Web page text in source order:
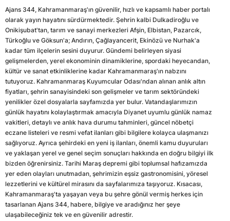
Ajans 344, Kahramanmaraş'ın güvenilir, hızlı ve kapsamlı haber portalı
olarak yayın hayatını sürdürmektedir. Şehrin kalbi Dulkadiroğlu ve
Onikişubat'tan, tarım ve sanayi merkezleri Afşin, Elbistan, Pazarcık,
Türkoğlu ve Göksun'a; Andırın, Çağlayancerit, Ekinözü ve Nurhak'a
kadar tüm ilçelerin sesini duyurur. Gündemi belirleyen siyasi
gelişmelerden, yerel ekonominin dinamiklerine, spordaki heyecandan,
kültür ve sanat etkinliklerine kadar Kahramanmaraş'ın nabzını
tutuyoruz. Kahramanmaraş Kuyumcular Odası'ndan alınan anlık altın
fiyatları, şehrin sanayisindeki son gelişmeler ve tarım sektöründeki
yenilikler özel dosyalarla sayfamızda yer bulur. Vatandaşlarımızın
günlük hayatını kolaylaştırmak amacıyla Diyanet uyumlu günlük namaz
vakitleri, detaylı ve anlık hava durumu tahminleri, güncel nöbetçi
eczane listeleri ve resmi vefat ilanları gibi bilgilere kolayca ulaşmanızı
sağlıyoruz. Ayrıca şehirdeki en yeni iş ilanları, önemli kamu duyuruları
ve yaklaşan yerel ve genel seçim sonuçları hakkında en doğru bilgiyi ilk
bizden öğrenirsiniz. Tarihi Maraş depremi gibi toplumsal hafızamızda
yer eden olayları unutmadan, şehrimizin eşsiz gastronomisini, yöresel
lezzetlerini ve kültürel mirasını da sayfalarımıza taşıyoruz. Kısacası,
Kahramanmaraş'ta yaşayan veya bu şehre gönül vermiş herkes için
tasarlanan Ajans 344, habere, bilgiye ve aradığınız her şeye
ulaşabileceğiniz tek ve en güvenilir adrestir.